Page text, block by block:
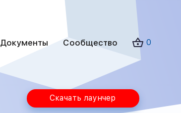
Документы Сообщество 0
Скачать лаунчер